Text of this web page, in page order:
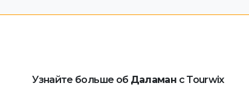
Узнайте больше об Даламан с Tourwix